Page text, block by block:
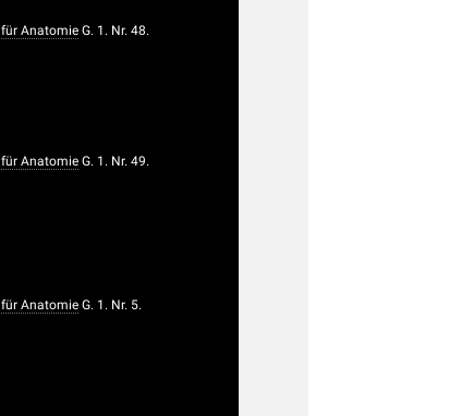
Anatomie G. 1. Nr. 48.
Anatomie G. 1. Nr. 49.
Anatomie G. 1. Nr. 5.